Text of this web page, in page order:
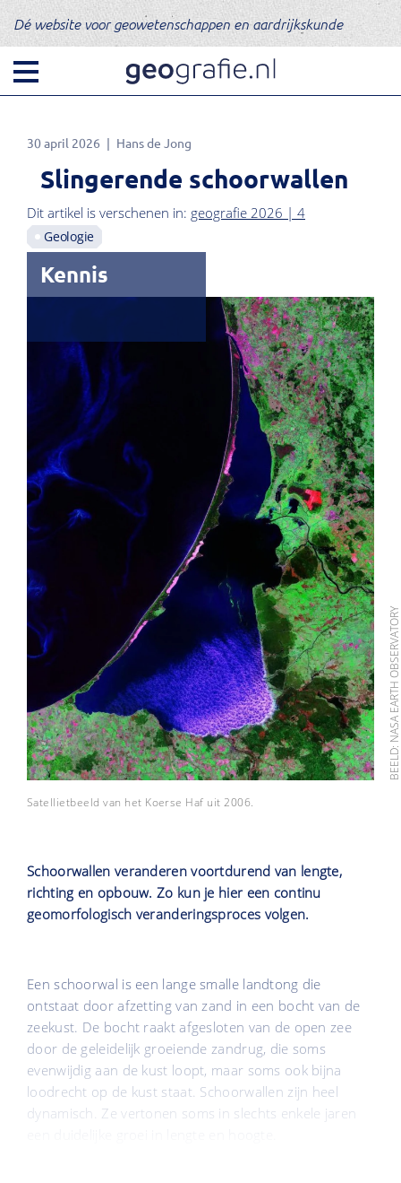
Dé website voor geowetenschappen en aardrijkskunde
30 april 2026 Hans de Jong
Slingerende schoorwallen
Dit artikel is verschenen in: geografie 2026 | 4
Geologie
Kennis
BEELD: NASA EARTH OBSERVATORY
Satellietbeeld van het Koerse Haf uit 2006.
Schoorwallen veranderen voortdurend van lengte,
richting en opbouw. Zo kun je hier een continu
geomorfologisch veranderingsproces volgen.
Een schoorwal is een lange smalle landtong die
ontstaat door afzetting van zand in een bocht van de
zeekust. De bocht raakt afgesloten van de open zee
door de geleidelijk groeiende zandrug, die soms
evenwijdig aan de kust loopt, maar soms ook bijna
loodrecht op de kust staat. Schoorwallen zijn heel
dynamisch. Ze vertonen soms in slechts enkele jaren